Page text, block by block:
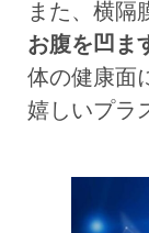
また、横隔
お腹を凹ま
体の健康面
嬉しいプラ